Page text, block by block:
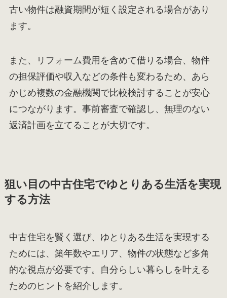
古い物件は融資期間が短く設定される場合があり
ます。
また、リフォーム費用を含めて借りる場合、物件
の担保評価や収入などの条件も変わるため、あら
かじめ複数の金融機関で比較検討することが安心
につながります。事前審査で確認し、無理のない
返済計画を立てることが大切です。
狙い目の中古住宅でゆとりある生活を実現
する方法
中古住宅を賢く選び、ゆとりある生活を実現する
ためには、築年数やエリア、物件の状態など多角
的な視点が必要です。自分らしい暮らしを叶える
ためのヒントを紹介します。